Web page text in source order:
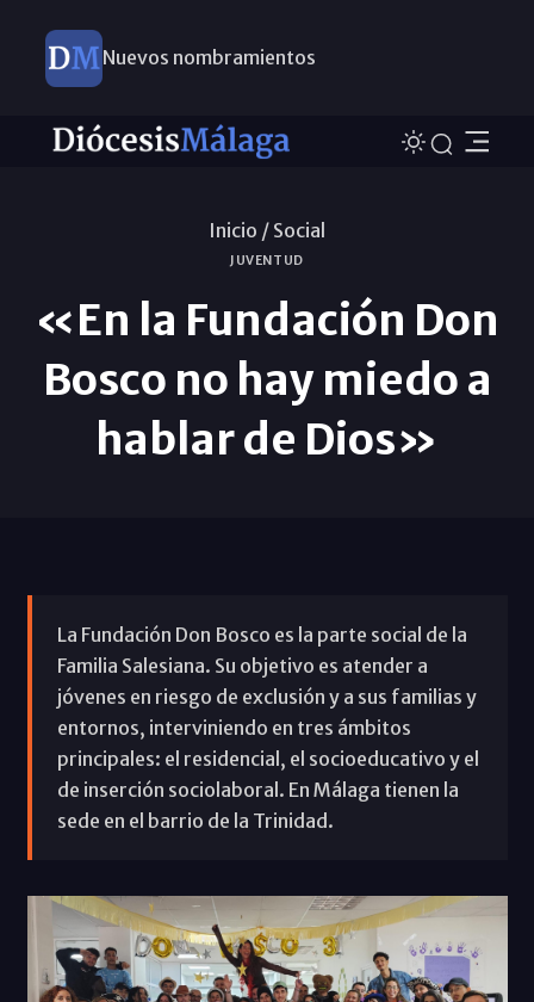
Nuevos nombramientos
Inicio / Social
JUVENTUD
«En la Fundación Don
Bosco no hay miedo a
hablar de Dios»
La Fundación Don Bosco es la parte social de la
Familia Salesiana. Su objetivo es atender a
jóvenes en riesgo de exclusión y a sus familias y
entornos, interviniendo en tres ámbitos
principales: el residencial, el socioeducativo y el
de inserción sociolaboral. En Málaga tienen la
sede en el barrio de la Trinidad.